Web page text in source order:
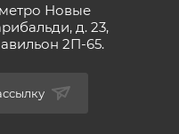
метро Новые
д. 23,
2П-65.